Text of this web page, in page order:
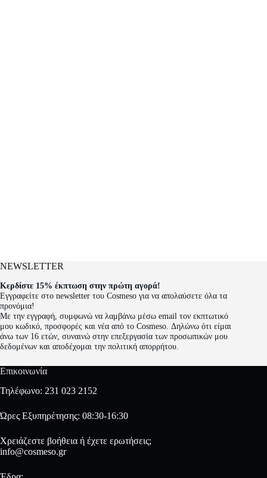
NEWSLETTER
Κερδίστε 15% έκπτωση στην πρώτη αγορά!
Εγγραφείτε στο newsletter του Cosmeso για να απολαύσετε όλα τα
προνόμια!
Με την εγγραφή, συμφωνώ να λαμβάνω μέσω email τον εκπτωτικό
μου κωδικό, προσφορές και νέα από το Cosmeso. Δηλώνω ότι είμαι
άνω των 16 ετών, συναινώ στην επεξεργασία των προσωπικών μου
δεδομένων και αποδέχομαι την πολιτική απορρήτου.
Επικοινωνία
Τηλέφωνο: 231 023 2152
Ώρες Εξυπηρέτησης: 08:30-16:30
Χρειάζεστε βοήθεια ή έχετε ερωτήσεις;
info@cosmeso.gr